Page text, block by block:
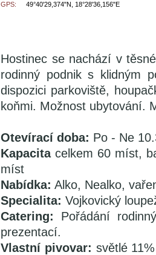
GPS:
49°40'29,374"N, 18°28'36,156"E
Hostinec se nachází v
rodinný podnik s klidným
dispozici parkoviště,
koňmi. Možnost ubytování.
Otevírací doba: Po - Ne
Kapacitacelkem 60 míst,
míst
Nabídka: Alko, Nealko,
Specialita: Vojkovický
Catering: Pořádání
prezentací.
Vlastní pivovar: světlé